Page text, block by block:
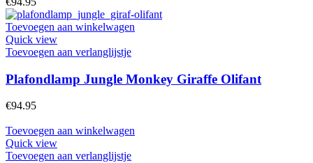
Toevoegen aan winkelwagen
Quick view
Toevoegen aan verlanglijstje
Plafondlamp Jungle Monkey Giraffe Olifant
€94.95
Toevoegen aan winkelwagen
Quick view
Toevoegen aan verlanglijstje